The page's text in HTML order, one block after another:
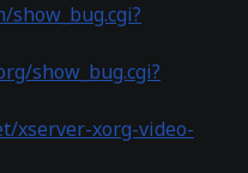
show_bug.cgi?
xserver-xorg-video-